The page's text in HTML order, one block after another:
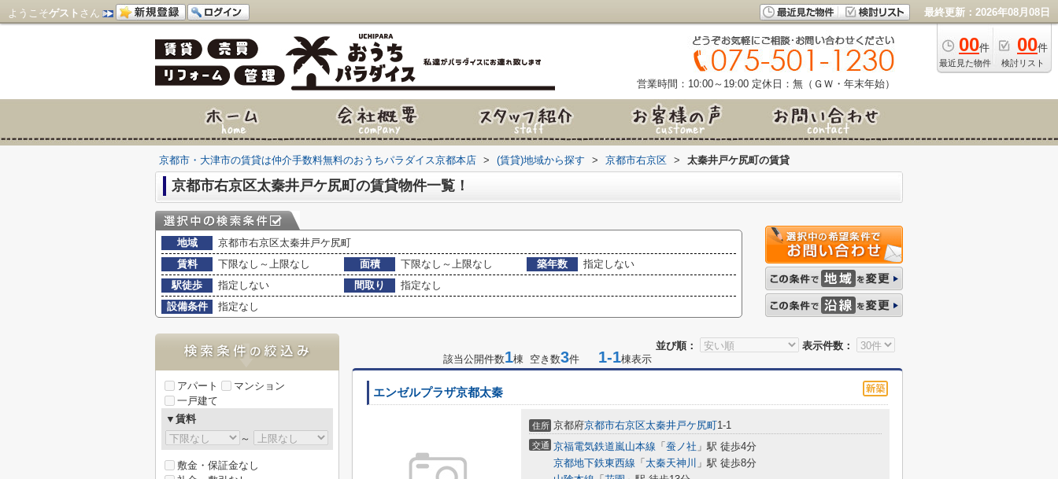
ようこそゲスト さん 最終更新：2026年08月08日
00件
最近見た物件
00件
検討リスト
営業時間：10:00～19:00 定休日：無（ＧＷ・年末年始）
京都市・大津市の賃貸は仲介手数料無料のおうちパラダイス京都本店 > (賃貸)地域から探す > 京都市右京区 > 太秦井戸ケ尻町の賃貸
京都市右京区太秦井戸ケ尻町の賃貸物件一覧！
地域
京都市右京区太秦井戸ケ尻町
賃料
下限なし～上限なし 面積 下限なし～上限なし 築年数
指定しない
駅徒歩
指定しない 間取り
指定なし
設備条件
指定なし
並び順：
表示件数：
該当公開件数1棟 空き数3件 1-1棟表示
エンゼルプラザ京都太秦
住所 京都府京都市右京区太秦井戸ケ尻町1-1
交通 京福電気鉄道嵐山本線 「 蚕ノ社 」駅 徒歩4分
京都地下鉄東西線 「 太秦天神川 」駅 徒歩8分
アパート
マンション
一戸建て
▼賃料
～
敷金・保証金なし